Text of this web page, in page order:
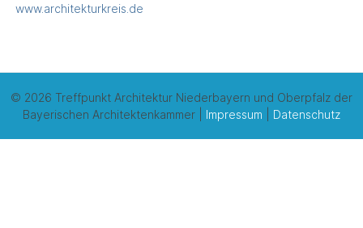
www.architekturkreis.de
© 2026 Treffpunkt Architektur Niederbayern und Oberpfalz der
Bayerischen Architektenkammer | Impressum Datenschutz